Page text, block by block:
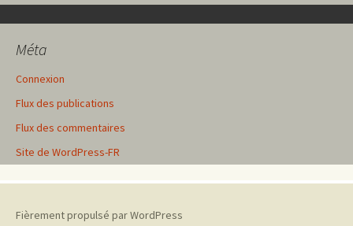
Méta
Connexion
Flux des publications
Flux des commentaires
Site de WordPress-FR
Fièrement propulsé par WordPress